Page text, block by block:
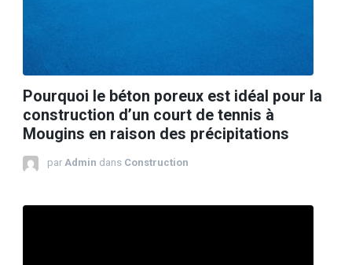
Pourquoi le béton poreux est idéal pour la
construction d’un court de tennis à
Mougins en raison des précipitations
par Admin dans Construction